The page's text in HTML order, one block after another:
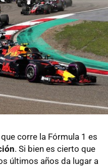
corre la Fórmula 1 es
. Si bien es cierto que
últimos años da lugar a